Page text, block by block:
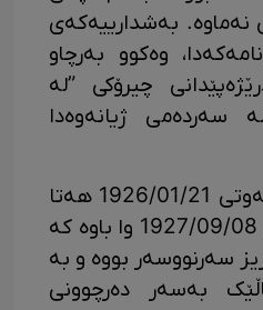
نەماوە. بەشدارییەکەی
وەکوو بەرچاو
چیرۆکی ”لە
سەردەمی ژیانەوەدا
لە ژمارەی یەکەم ڕێکەوتی 1926/01/21 هەتا
ژماری 81 لە ڕێکەوتی 1927/09/08 وا باوە کە
سەرنووسەر بووە و بە
بەسەر دەرچوونی